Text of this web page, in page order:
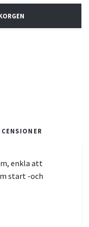
enkla att
start -och